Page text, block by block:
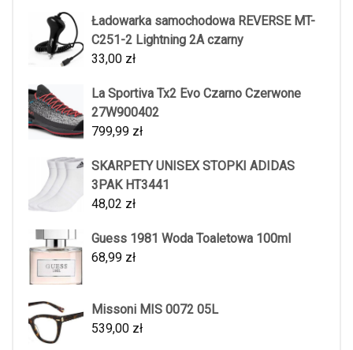
Ładowarka samochodowa REVERSE MT-
C251-2 Lightning 2A czarny
33,00 zł
La Sportiva Tx2 Evo Czarno Czerwone
27W900402
799,99 zł
SKARPETY UNISEX STOPKI ADIDAS
3PAK HT3441
48,02 zł
Guess 1981 Woda Toaletowa 100ml
68,99 zł
Missoni MIS 0072 05L
539,00 zł